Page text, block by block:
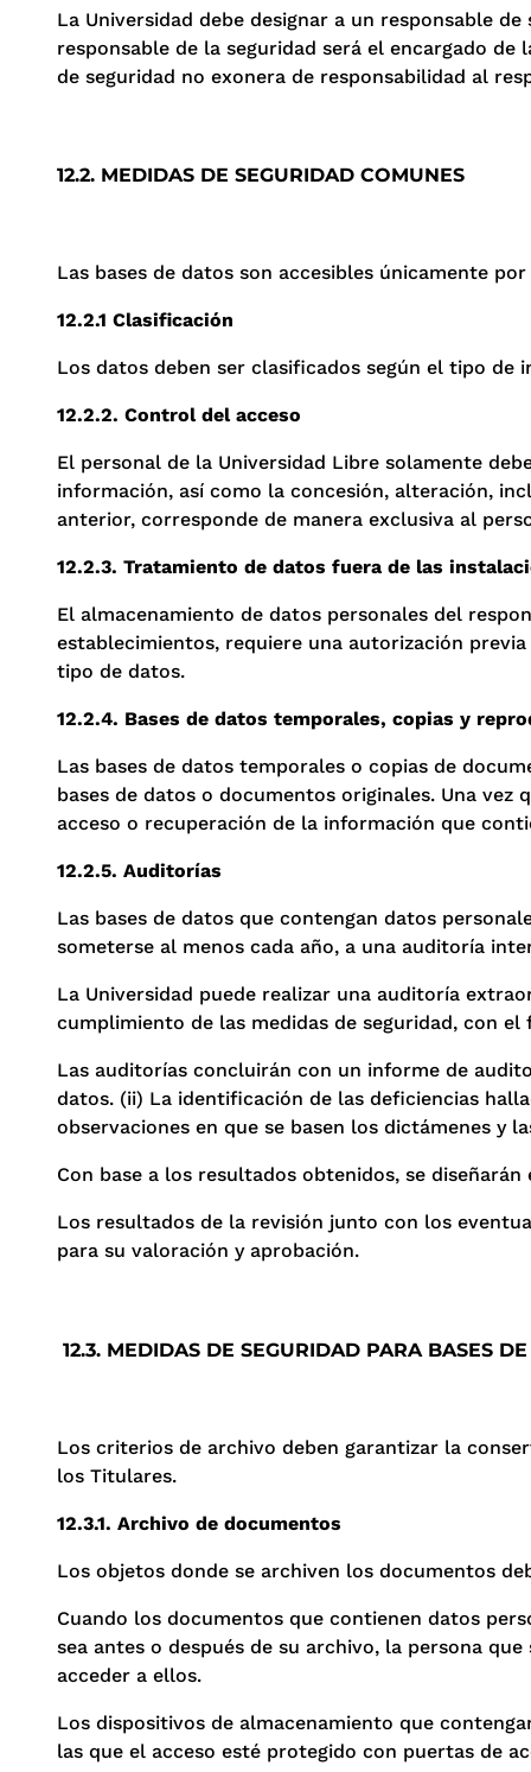
La Universidad debe designar a un responsable
responsable de la seguridad será el encargado de
de seguridad no exonera de responsabilidad al
12.2. MEDIDAS DE SEGURIDAD COMUNES
Las bases de datos son accesibles únicamente
12.2.1 Clasificación
Los datos deben ser clasificados según el tipo de
12.2.2. Control del acceso
El personal de la Universidad Libre solamente
información, así como la concesión, alteración,
anterior, corresponde de manera exclusiva al
12.2.3. Tratamiento de datos fuera de las
El almacenamiento de datos personales del
establecimientos, requiere una autorización
tipo de datos.
12.2.4. Bases de datos temporales, copias y
Las bases de datos temporales o copias de
bases de datos o documentos originales. Una vez
acceso o recuperación de la información que
12.2.5. Auditorías
Las bases de datos que contengan datos
someterse al menos cada año, a una auditoría
La Universidad puede realizar una auditoría
cumplimiento de las medidas de seguridad, con
Las auditorías concluirán con un informe de
datos. (ii) La identificación de las deficiencias
observaciones en que se basen los dictámenes y
Con base a los resultados obtenidos, se
Los resultados de la revisión junto con los
para su valoración y aprobación.
12.3. MEDIDAS DE SEGURIDAD PARA BASES
Los criterios de archivo deben garantizar la
los Titulares.
12.3.1. Archivo de documentos
Los objetos donde se archiven los documentos
Cuando los documentos que contienen datos
sea antes o después de su archivo, la persona
acceder a ellos.
Los dispositivos de almacenamiento que
las que el acceso esté protegido con puertas de